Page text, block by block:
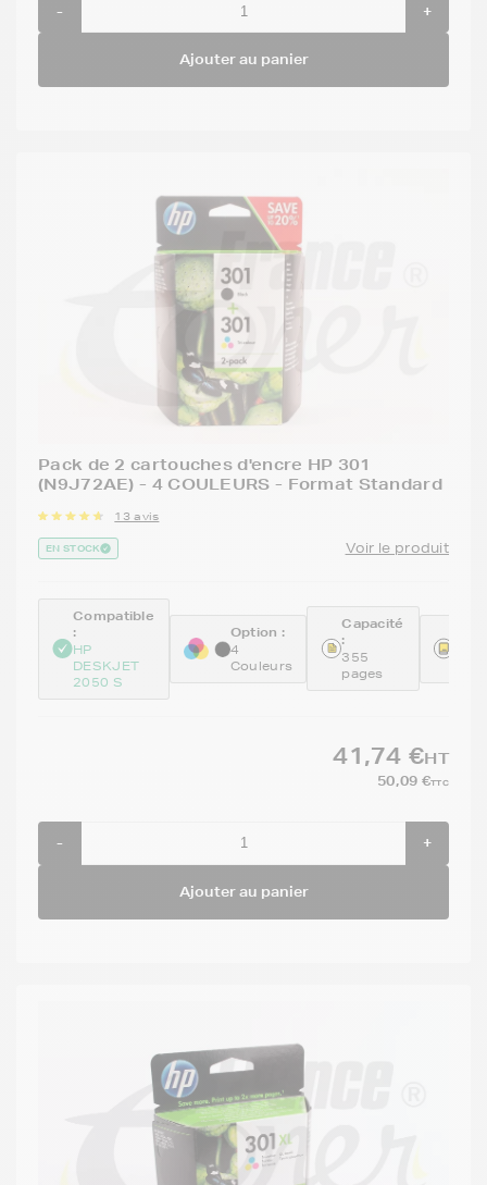
- +
Ajouter au panier
Pack de 2 cartouches d'encre HP 301
(N9J72AE) - 4 COULEURS - Format Standard
13 avis
EN STOCK Voir le produit
Compatible
:
HP
DESKJET
2050 S
Option :
4
Couleurs
Capacité
:
355
pages
41,74 €HT
50,09 €TTC
- +
Ajouter au panier